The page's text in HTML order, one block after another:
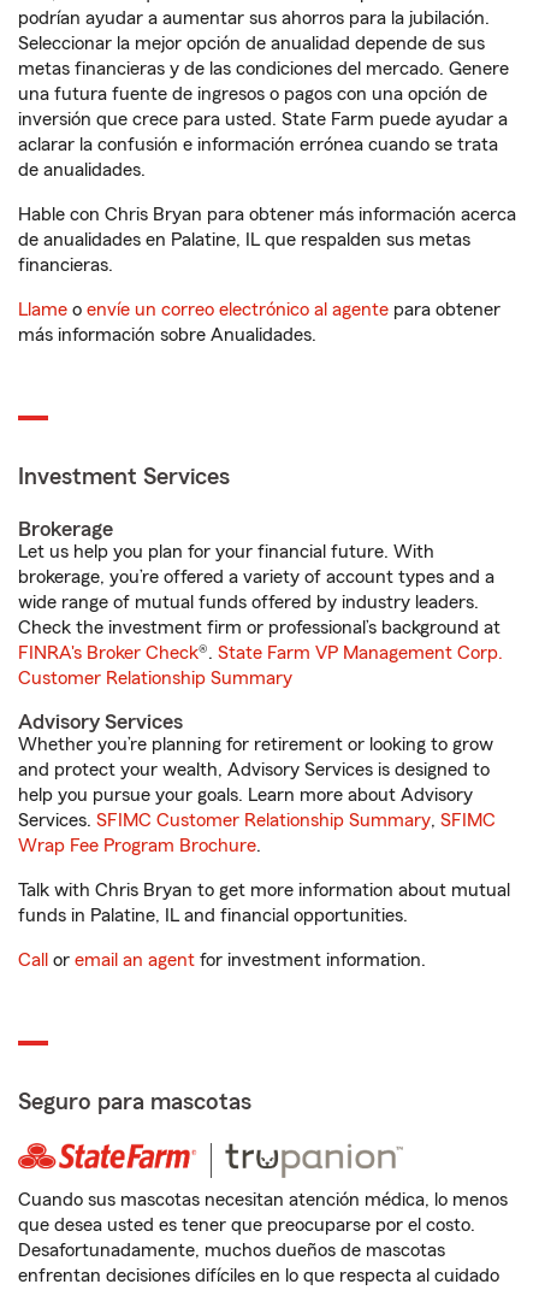
podrían ayudar a aumentar sus ahorros para la jubilación.
Seleccionar la mejor opción de anualidad depende de sus
metas financieras y de las condiciones del mercado. Genere
una futura fuente de ingresos o pagos con una opción de
inversión que crece para usted. State Farm puede ayudar a
aclarar la confusión e información errónea cuando se trata
de anualidades.
Hable con Chris Bryan para obtener más información acerca
de anualidades en Palatine, IL que respalden sus metas
financieras.
Llame o envíe un correo electrónico al agente para obtener
más información sobre Anualidades.
Investment Services
Brokerage
Let us help you plan for your financial future. With
brokerage, you’re offered a variety of account types and a
wide range of mutual funds offered by industry leaders.
Check the investment firm or professional’s background at
FINRA's Broker Check®. State Farm VP Management Corp.
Customer Relationship Summary
Advisory Services
Whether you’re planning for retirement or looking to grow
and protect your wealth, Advisory Services is designed to
help you pursue your goals. Learn more about Advisory
Services. SFIMC Customer Relationship Summary, SFIMC
Wrap Fee Program Brochure.
Talk with Chris Bryan to get more information about mutual
funds in Palatine, IL and financial opportunities.
Call or email an agent for investment information.
Seguro para mascotas
Cuando sus mascotas necesitan atención médica, lo menos
que desea usted es tener que preocuparse por el costo.
Desafortunadamente, muchos dueños de mascotas
enfrentan decisiones difíciles en lo que respecta al cuidado